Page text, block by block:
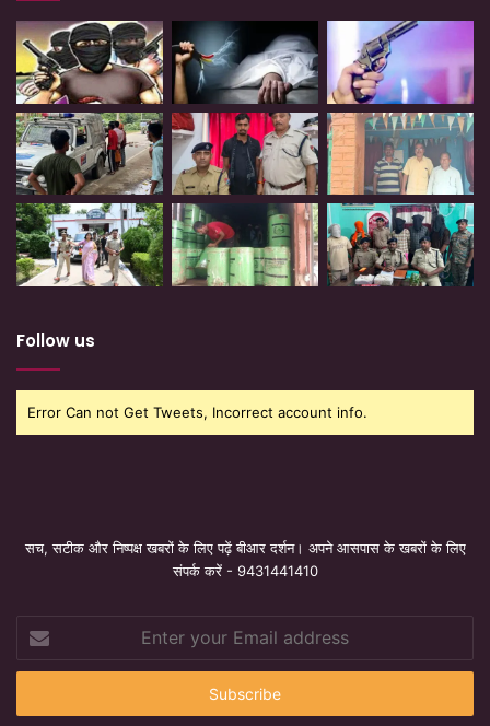
Follow us
Error Can not Get Tweets, Incorrect account info.
सच, सटीक और निष्पक्ष खबरों के लिए पढ़ें बीआर दर्शन। अपने आसपास के खबरों के लिए
संपर्क करें - 9431441410
your
Email